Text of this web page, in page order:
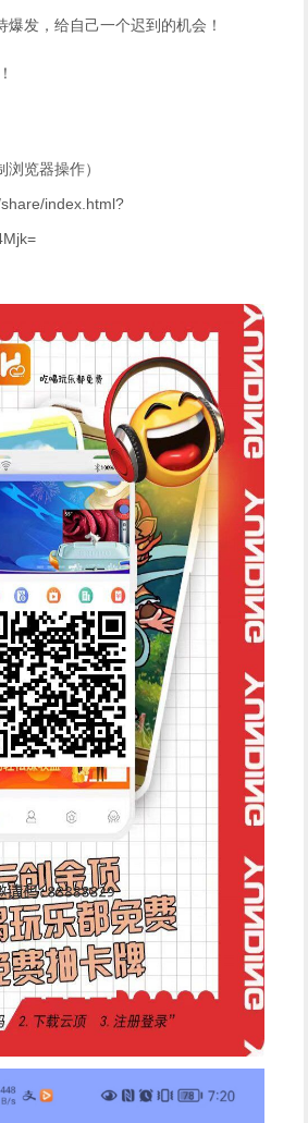
发，给自己一个迟到的机会！
览器操作）
index.html?